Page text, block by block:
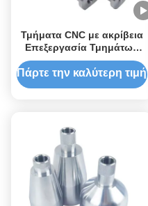
Τμήματα CNC με ακρίβεια
Επεξεργασία Τμημάτων
Τυποποιητικών Τεχνών
Πάρτε την καλύτερη τιμή